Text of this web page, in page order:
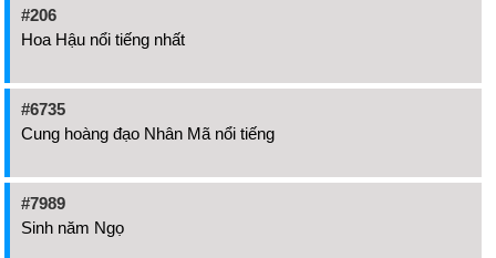
#206
Hoa Hậu nổi tiếng nhất
#6735
Cung hoàng đạo Nhân Mã nổi tiếng
#7989
Sinh năm Ngọ